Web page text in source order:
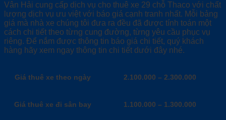
Vân Hải cung cấp dịch vụ cho thuê xe 29 chỗ Thaco với chất
lượng dịch vụ ưu việt với báo giá cạnh tranh nhất. Mỗi bảng
giá mà nhà xe chúng tôi đưa ra đều đã được tính toán một
cách chi tiết theo từng cung đường, từng yêu cầu phục vụ
riêng. Để nắm được thông tin báo giá chi tiết, quý khách
hàng hãy xem ngay thông tin chi tiết dưới đây nhé.
Giá thuê xe theo ngày 2.100.000 – 2.300.000
Giá thuê xe đi sân bay 1.100.000 – 1.300.000